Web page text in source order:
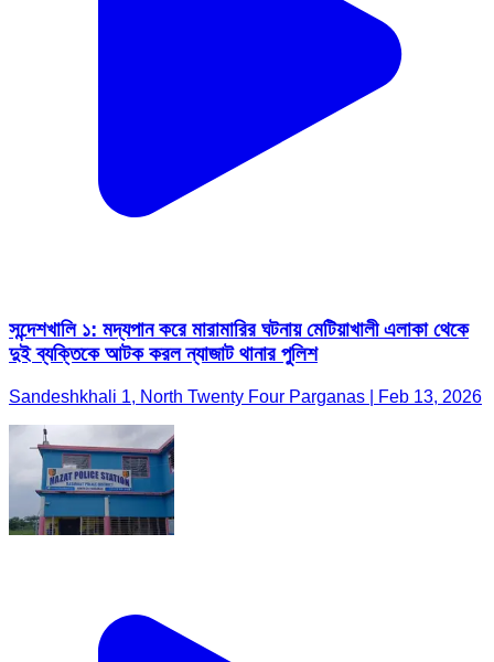
সন্দেশখালি ১: মদ্যপান করে মারামারির ঘটনায় মেটিয়াখালী এলাকা থেকে
দুই ব্যক্তিকে আটক করল ন্যাজাট থানার পুলিশ
Sandeshkhali 1, North Twenty Four Parganas | Feb 13, 2026